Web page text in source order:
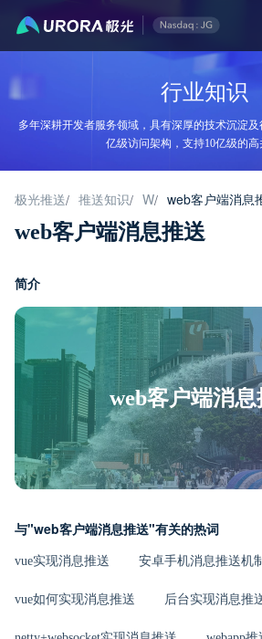
行业知识
多年深耕开发者服务领域，具有深厚的技术沉淀
亿级访问架构，支持10亿级的高
极光推送/ 推送知识/ W/ web客户端消息
web客户端消息推送
简介
web客户端消息
与"web客户端消息推送"有关的热词
vue实现消息推送 安卓手机消息推送机
vue如何实现消息推送 后台实现消息推